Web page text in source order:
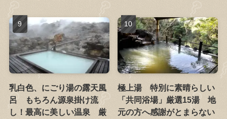
乳白色、にごり湯の露天風
呂 もちろん源泉掛け流
し！最高に美しい温泉 厳
極上湯 特別に素晴らしい
「共同浴場」厳選15湯 地
元の方へ感謝がとまらない